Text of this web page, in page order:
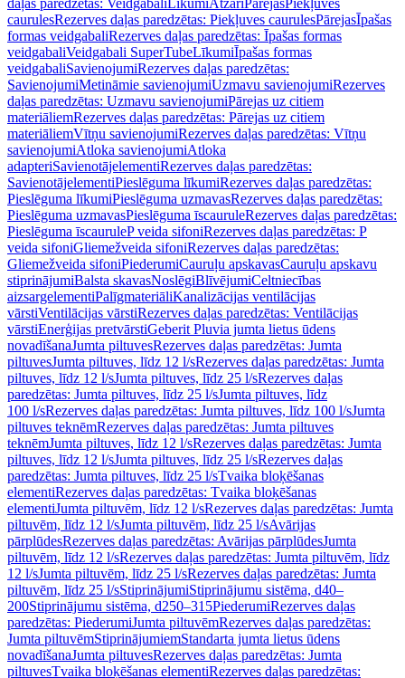
daļas paredzētas: Veidgabali LīkumiAtzari PārejasPiekļuves
caurulesRezerves daļas paredzētas: Piekļuves caurulesPārejasĪpašas
formas veidgabaliRezerves daļas paredzētas: Īpašas formas
veidgabaliVeidgabali SuperTubeLīkumiĪpašas formas
veidgabaliSavienojumiRezerves daļas paredzētas:
SavienojumiMetināmie savienojumiUzmavu savienojumiRezerves
daļas paredzētas: Uzmavu savienojumiPārejas uz citiem
materiāliemRezerves daļas paredzētas: Pārejas uz citiem
materiāliemVītņu savienojumiRezerves daļas paredzētas: Vītņu
savienojumiAtloka savienojumiAtloka
adapteriSavienotājelementiRezerves daļas paredzētas:
SavienotājelementiPieslēguma līkumiRezerves daļas paredzētas:
Pieslēguma līkumiPieslēguma uzmavasRezerves daļas paredzētas:
Pieslēguma uzmavasPieslēguma īscauruleRezerves daļas paredzētas:
Pieslēguma īscauruleP veida sifoniRezerves daļas paredzētas: P
veida sifoniGliemežveida sifoniRezerves daļas paredzētas:
Gliemežveida sifoniPiederumiCauruļu apskavasCauruļu apskavu
stiprinājumiBalsta skavasNoslēgiBlīvējumiCeltniecības
aizsargelementiPalīgmateriāliKanalizācijas ventilācijas
vārstiVentilācijas vārstiRezerves daļas paredzētas: Ventilācijas
vārstiEnerģijas pretvārstiGeberit Pluvia jumta lietus ūdens
novadīšanaJumta piltuvesRezerves daļas paredzētas: Jumta
piltuvesJumta piltuves, līdz 12 l/sRezerves daļas paredzētas: Jumta
piltuves, līdz 12 l/sJumta piltuves, līdz 25 l/sRezerves daļas
paredzētas: Jumta piltuves, līdz 25 l/sJumta piltuves, līdz
100 l/sRezerves daļas paredzētas: Jumta piltuves, līdz 100 l/sJumta
piltuves teknēmRezerves daļas paredzētas: Jumta piltuves
teknēmJumta piltuves, līdz 12 l/sRezerves daļas paredzētas: Jumta
piltuves, līdz 12 l/sJumta piltuves, līdz 25 l/sRezerves daļas
paredzētas: Jumta piltuves, līdz 25 l/sTvaika bloķēšanas
elementiRezerves daļas paredzētas: Tvaika bloķēšanas
elementiJumta piltuvēm, līdz 12 l/sRezerves daļas paredzētas: Jumta
piltuvēm, līdz 12 l/sJumta piltuvēm, līdz 25 l/sAvārijas
pārplūdesRezerves daļas paredzētas: Avārijas pārplūdesJumta
piltuvēm, līdz 12 l/sRezerves daļas paredzētas: Jumta piltuvēm, līdz
12 l/sJumta piltuvēm, līdz 25 l/sRezerves daļas paredzētas: Jumta
piltuvēm, līdz 25 l/sStiprinājumiStiprinājumu sistēma, d40–
200Stiprinājumu sistēma, d250–315PiederumiRezerves daļas
paredzētas: PiederumiJumta piltuvēmRezerves daļas paredzētas:
Jumta piltuvēmStiprinājumiemStandarta jumta lietus ūdens
novadīšanaJumta piltuvesRezerves daļas paredzētas: Jumta
piltuvesTvaika bloķēšanas elementiRezerves daļas paredzētas: